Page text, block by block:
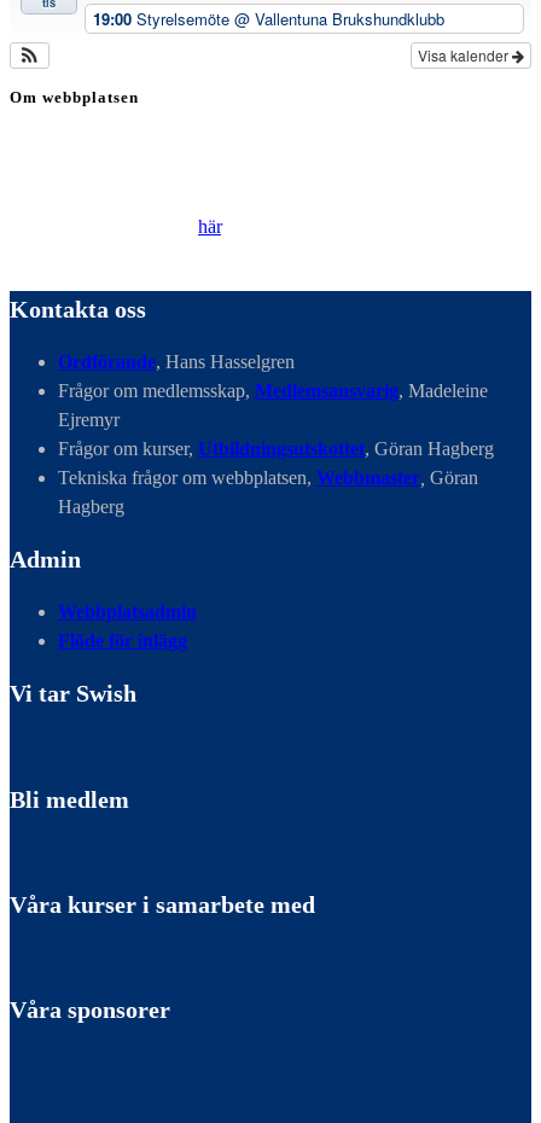
19:00 Styrelsemöte @ Vallentuna Brukshundklubb
Visa kalender
Om webbplatsen
här.
Kontakta oss
Ordförande, Hans Hasselgren
Frågor om medlemsskap, Medlemsansvarig, Madeleine
Ejremyr
Frågor om kurser, Utbildningsutskottet, Göran Hagberg
Tekniska frågor om webbplatsen, Webbmaster Göran
Hagberg
Admin
Webbplatsadmin
Flöde för inlägg
Vi tar Swish
Bli medlem
Våra kurser i samarbete med
Våra sponsorer